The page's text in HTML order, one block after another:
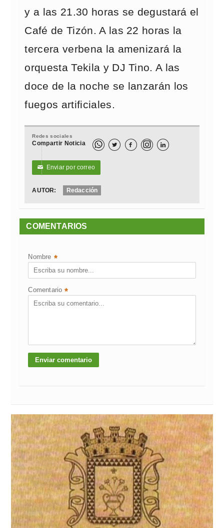
y a las 21.30 horas se degustará el
Café de Tizón. A las 22 horas la
tercera verbena la amenizará la
orquesta Tekila y DJ Tino. A las
doce de la noche se lanzarán los
fuegos artificiales.
Redes sociales
Compartir Noticia   
✉ Enviar por correo
AUTOR: Redacción
COMENTARIOS
Nombre *
Comentario *